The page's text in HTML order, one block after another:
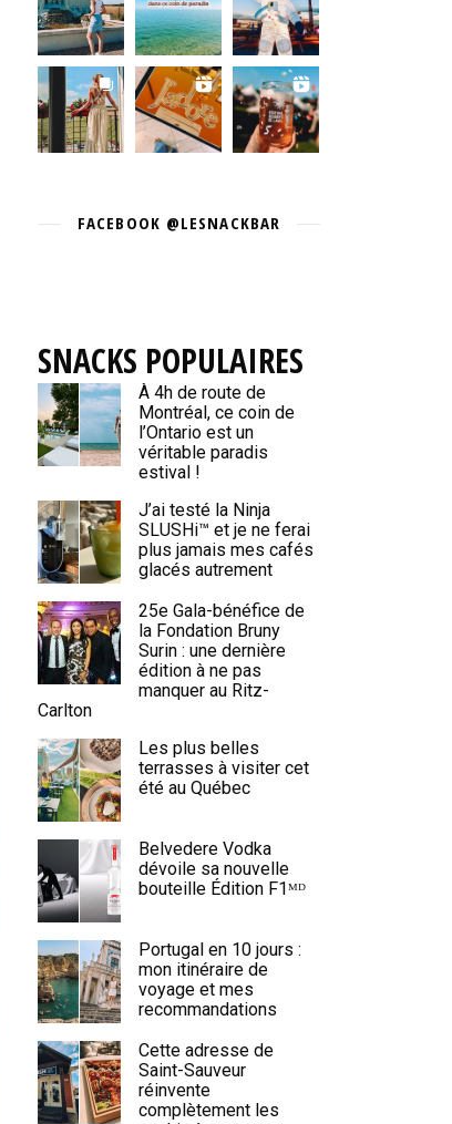
FACEBOOK @LESNACKBAR
SNACKS POPULAIRES
À 4h de route de
Montréal, ce coin de
l’Ontario est un
véritable paradis
estival !
J’ai testé la Ninja
SLUSHi™ et je ne ferai
plus jamais mes cafés
glacés autrement
25e Gala-bénéfice de
la Fondation Bruny
Surin : une dernière
édition à ne pas
manquer au Ritz-
Carlton
Les plus belles
terrasses à visiter cet
été au Québec
Belvedere Vodka
dévoile sa nouvelle
bouteille Édition F1ᴹᴰ
Portugal en 10 jours :
mon itinéraire de
voyage et mes
recommandations
Cette adresse de
Saint-Sauveur
réinvente
complètement les